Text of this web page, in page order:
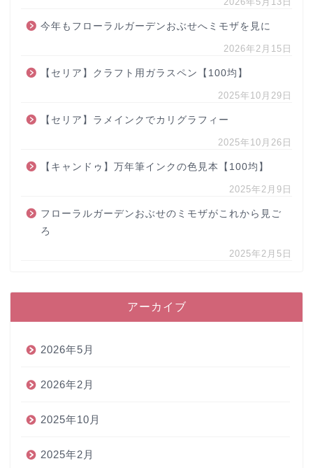
今年もフローラルガーデンおぶせへミモザを見に
2026年2月15日
【セリア】クラフト用ガラスペン【100均】
2025年10月29日
【セリア】ラメインクでカリグラフィー
2025年10月26日
【キャンドゥ】万年筆インクの色見本【100均】
2025年2月9日
フローラルガーデンおぶせのミモザがこれから見ご
ろ
2025年2月5日
アーカイブ
2026年5月
2026年2月
2025年10月
2025年2月